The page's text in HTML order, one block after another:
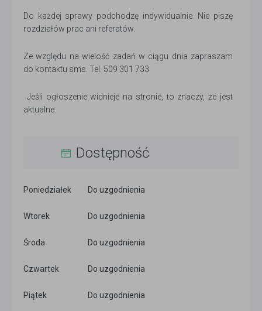
Do każdej sprawy podchodzę indywidualnie. Nie piszę
rozdziałów prac ani referatów.
Ze względu na wielość zadań w ciągu dnia zapraszam
do kontaktu sms. Tel. 509 301 733
Jeśli ogłoszenie widnieje na stronie, to znaczy, że jest
aktualne.
Dostępność
Poniedziałek Do uzgodnienia
Wtorek Do uzgodnienia
Środa Do uzgodnienia
Czwartek Do uzgodnienia
Piątek Do uzgodnienia